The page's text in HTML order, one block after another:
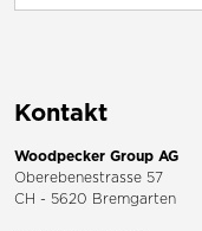
Kontakt
Woodpecker Group AG
Oberebenestrasse 57
CH - 5620 Bremgarten